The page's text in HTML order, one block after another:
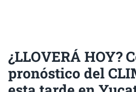
¿LLOVERÁ HOY?
pronóstico del